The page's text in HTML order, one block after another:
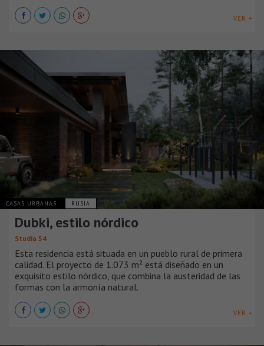
VER +
CASAS URBANAS RUSIA
Dubki, estilo nórdico
Studia 54
Esta residencia está situada en un pueblo rural de primera
calidad. El proyecto de 1.073 m² está diseñado en un
exquisito estilo nórdico, que combina la austeridad de las
formas con la armonía natural.
VER +